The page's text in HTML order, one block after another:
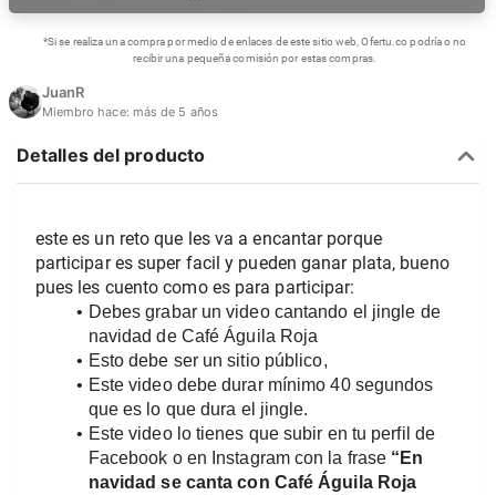
*Si se realiza una compra por medio de enlaces de este sitio web, Ofertu.co podría o no
recibir una pequeña comisión por estas compras.
JuanR
Miembro hace: más de 5 años
Detalles del producto
este es un reto que les va a encantar porque
participar es super facil y pueden ganar plata, bueno
pues les cuento como es para participar:
Debes grabar un video cantando el jingle de
navidad de Café Águila Roja
Esto debe ser un sitio público,
Este video debe durar mínimo 40 segundos
que es lo que dura el jingle.​
Este video lo tienes que subir en tu perfil de
Facebook o en Instagram con la frase “En
navidad se canta con Café Águila Roja